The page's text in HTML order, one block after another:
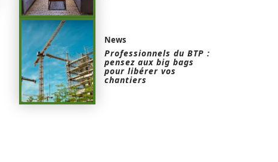
News
Professionnels du BTP :
pensez aux big bags
pour libérer vos
chantiers